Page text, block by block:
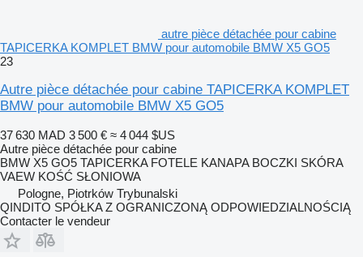
autre pièce détachée pour cabine
TAPICERKA KOMPLET BMW pour automobile BMW X5 GO5
23
Autre pièce détachée pour cabine TAPICERKA KOMPLET
BMW pour automobile BMW X5 GO5
37 630 MAD 3 500 € ≈ 4 044 $US
Autre pièce détachée pour cabine
BMW X5 GO5 TAPICERKA FOTELE KANAPA BOCZKI SKÓRA
VAEW KOŚĆ SŁONIOWA
Pologne, Piotrków Trybunalski
QINDITO SPÓŁKA Z OGRANICZONĄ ODPOWIEDZIALNOŚCIĄ
Contacter le vendeur